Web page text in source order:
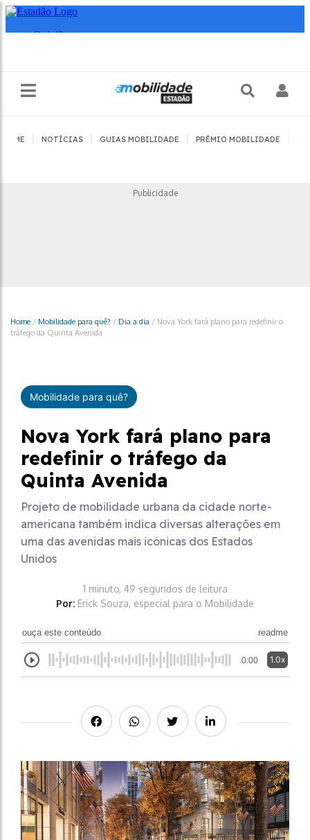
HOME NOTÍCIAS GUIAS MOBILIDADE PRÊMIO MOBILIDADE
Publicidade
Home / Mobilidade para quê? / Dia a dia / Nova York fará plano para redefinir o
tráfego da Quinta Avenida
Mobilidade para quê?
Nova York fará plano para
redefinir o tráfego da
Quinta Avenida
Projeto de mobilidade urbana da cidade norte-
americana também indica diversas alterações em
uma das avenidas mais icônicas dos Estados
Unidos
1 minuto, 49 segundos de leitura
Por: Erick Souza, especial para o Mobilidade
ouça este conteúdo readme
0:00 1.0x